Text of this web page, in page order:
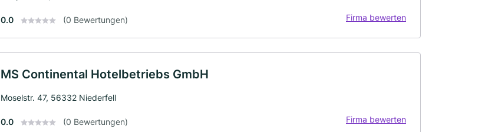
0.0 (0 Bewertungen) Firma bewerten
MS Continental Hotelbetriebs GmbH
Moselstr. 47, 56332 Niederfell
0.0 (0 Bewertungen) Firma bewerten